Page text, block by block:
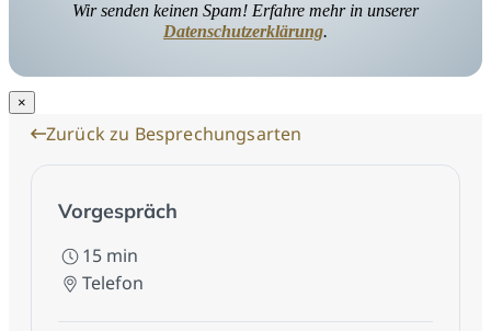
Wir senden keinen Spam! Erfahre mehr in unserer
Datenschutzerklärung.
×